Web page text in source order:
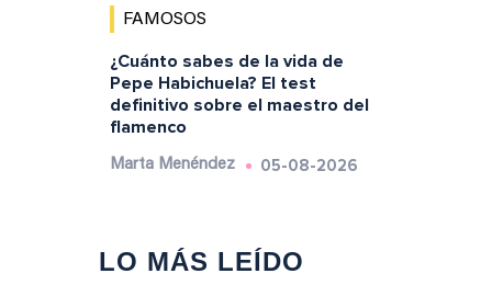
FAMOSOS
¿Cuánto sabes de la vida de
Pepe Habichuela? El test
definitivo sobre el maestro del
flamenco
Marta Menéndez 05-08-2026
LO MÁS LEÍDO